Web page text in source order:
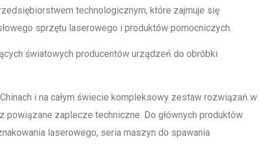
technologicznym, które zajmuje się
sprzętu laserowego i produktów pomocniczych.
światowych producentów urządzeń do obróbki
i na całym świecie kompleksowy zestaw rozwiązań w
powiązane zaplecze techniczne. Do głównych produktów
laserowego, seria maszyn do spawania